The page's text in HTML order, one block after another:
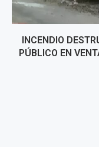
INCENDIO
PÚBLICO EN